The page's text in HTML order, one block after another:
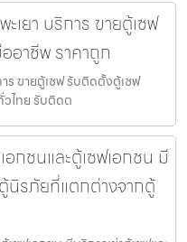
เยา บริการ ขายตู้เซฟ
อาชีพ ราคาถูก
ร ขายตู้เซฟ รับติดตั้งตู้เซฟ
ไทย รับติดต
กชนและตู้เซฟเอกชน มี
ตู้นิรภัยที่แตกต่างจากตู้